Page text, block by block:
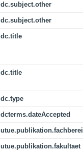
dc.subject.other
dc.subject.other
dc.title
dc.title
dc.type
dcterms.dateAccepted
utue.publikation.fakultaet